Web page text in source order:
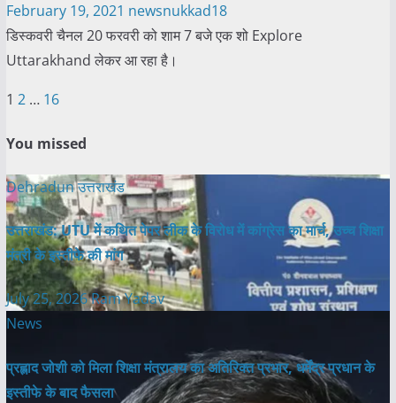
February 19, 2021 newsnukkad18
डिस्कवरी चैनल 20 फरवरी को शाम 7 बजे एक शो Explore
Uttarakhand लेकर आ रहा है।
Posts
pagination
1 2 … 16
You missed
Dehradunउत्तराखंड
उत्तराखंड: UTU में कथित पेपर लीक के विरोध में कांग्रेस का मार्च, उच्च शिक्षा
मंत्री के इस्तीफे की मांग
July 25, 2026Ram Yadav
News
प्रह्लाद जोशी को मिला शिक्षा मंत्रालय का अतिरिक्त प्रभार, धर्मेंद्र प्रधान के
इस्तीफे के बाद फैसला